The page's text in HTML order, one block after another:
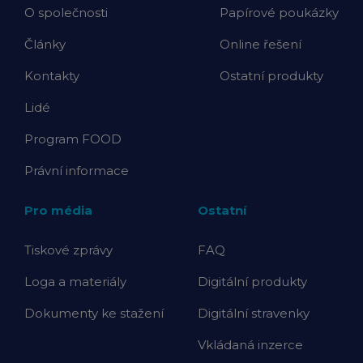
O společnosti
Články
Kontakty
Lidé
Program FOOD
Právní informace
Papírové poukázky
Online řešení
Ostatní produkty
Pro média
Tiskové zprávy
Loga a materiály
Dokumenty ke stažení
Ostatní
FAQ
Digitální produkty
Digitální stravenky
Vkládaná inzerce